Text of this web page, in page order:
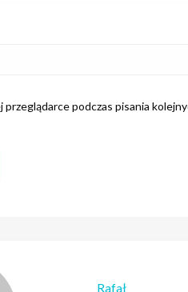
przeglądarce podczas pisania
Rafał